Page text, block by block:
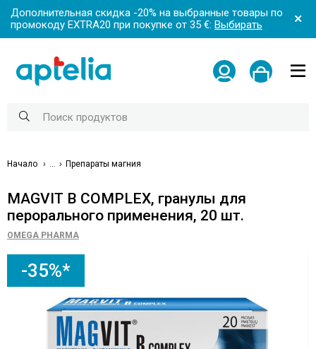
Дополнительная скидка -20% на выбранные товары по
промокоду EXTRA20 при покупке от 35 €: Выбирать
Начало Препараты магния
MAGVIT B COMPLEX, гранулы для
перорального применения, 20 шт.
OMEGA PHARMA
-35%*